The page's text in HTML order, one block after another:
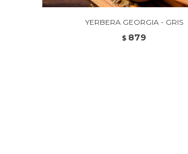
YERBERA GEORGIA - GRIS
$ 879